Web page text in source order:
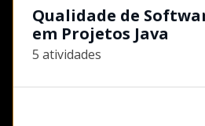
Qualidade de
em Projetos Java
5 atividades